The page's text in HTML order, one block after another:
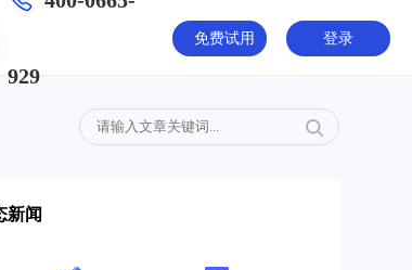
929
免费试用 登录
新闻